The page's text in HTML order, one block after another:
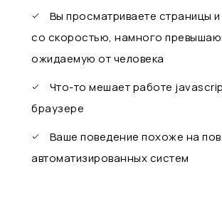
Вы просматриваете страницы и
со скоростью, намного
ожидаемую от человека
Что-то мешает работе
браузере
Ваше поведение похоже на
автоматизированных систем